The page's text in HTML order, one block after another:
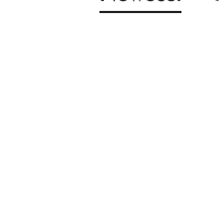
o